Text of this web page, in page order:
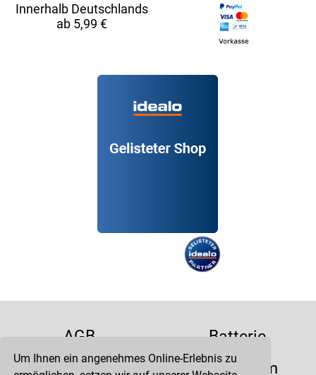
Um Ihnen ein angenehmes Online-Erlebnis zu
Innerhalb Deutschlands
ab 5,99 €
AGB
Batterie
Datenschutz
Impressum